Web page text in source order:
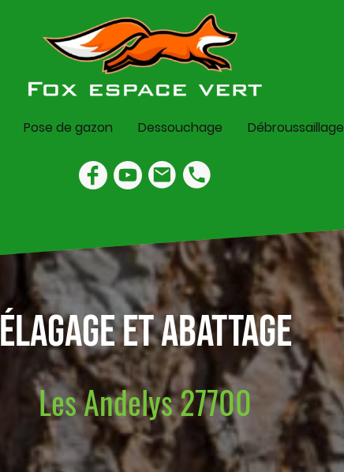
Pose de gazon Dessouchage Débroussaillage
Élagage et abattage
Les Andelys 27700